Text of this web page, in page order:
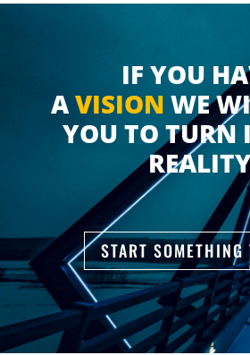
IF YOU
AVISION WE
YOU TO TURN
START SOMETHING